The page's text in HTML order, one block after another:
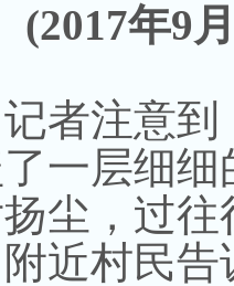
年9月
注意到
一层细
尘，过
村民告诉